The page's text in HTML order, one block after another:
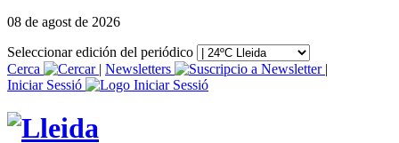
08 de agost de 2026
Seleccionar edición del periódico
Cerca
| Newsletters
|
Iniciar Sessió